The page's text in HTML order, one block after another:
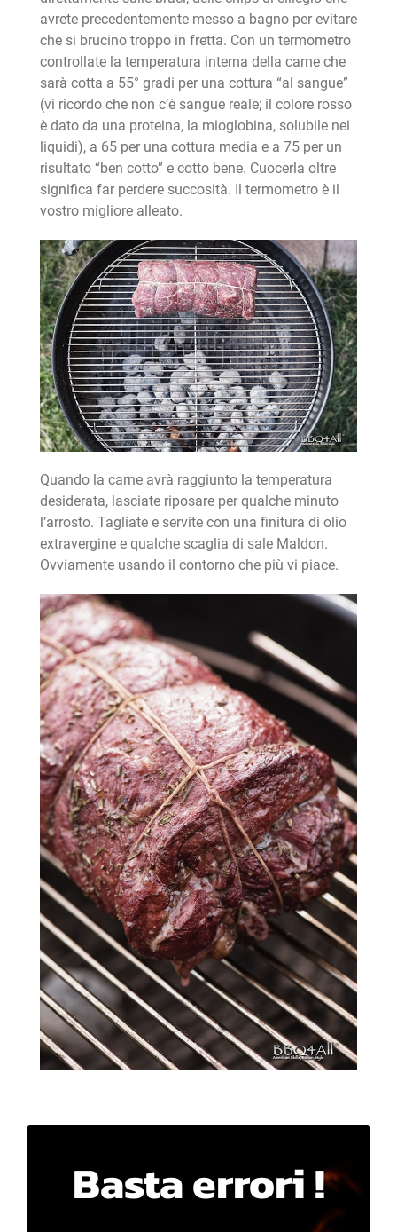
avrete precedentemente messo a bagno per evitare
che si brucino troppo in fretta. Con un termometro
controllate la temperatura interna della carne che
sarà cotta a 55° gradi per una cottura “al sangue”
(vi ricordo che non c’è sangue reale; il colore rosso
è dato da una proteina, la mioglobina, solubile nei
liquidi), a 65 per una cottura media e a 75 per un
risultato “ben cotto” e cotto bene. Cuocerla oltre
significa far perdere succosità. Il termometro è il
vostro migliore alleato.
Quando la carne avrà raggiunto la temperatura
desiderata, lasciate riposare per qualche minuto
l’arrosto. Tagliate e servite con una finitura di olio
extravergine e qualche scaglia di sale Maldon.
Ovviamente usando il contorno che più vi piace.
Basta errori !